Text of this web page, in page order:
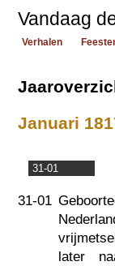
Vandaag
Verhalen
Januari
31-01
31-01
later